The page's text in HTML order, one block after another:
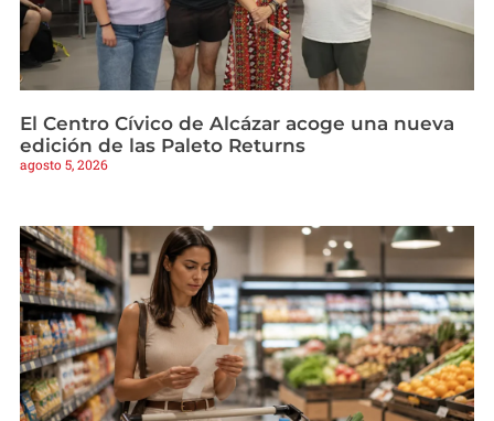
El Centro Cívico de Alcázar acoge una nueva
edición de las Paleto Returns
agosto 5, 2026